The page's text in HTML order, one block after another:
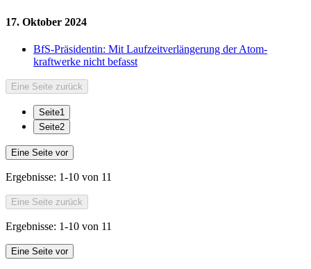
17. Oktober 2024
BfS-Präsidentin: Mit Lauf­zeitverlängerung der Atom­
kraftwerke nicht befasst
Eine Seite zurück
Seite1
Seite2
Eine Seite vor
Ergebnisse: 1-10 von 11
Eine Seite zurück
Ergebnisse: 1-10 von 11
Eine Seite vor